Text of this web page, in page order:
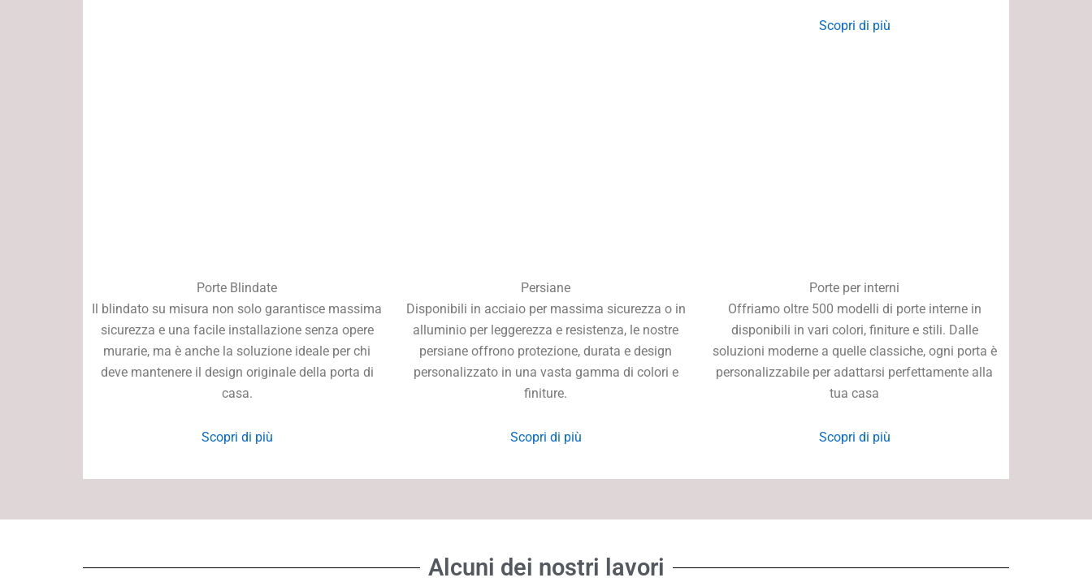
Scopri di più
Porte Blindate
Il blindato su misura non solo garantisce massima
sicurezza e una facile installazione senza opere
murarie, ma è anche la soluzione ideale per chi
deve mantenere il design originale della porta di
casa.
Scopri di più
Persiane
Disponibili in acciaio per massima sicurezza o in
alluminio per leggerezza e resistenza, le nostre
persiane offrono protezione, durata e design
personalizzato in una vasta gamma di colori e
finiture.
Scopri di più
Porte per interni
Offriamo oltre 500 modelli di porte interne in
disponibili in vari colori, finiture e stili. Dalle
soluzioni moderne a quelle classiche, ogni porta è
personalizzabile per adattarsi perfettamente alla
tua casa
Scopri di più
Alcuni dei nostri lavori